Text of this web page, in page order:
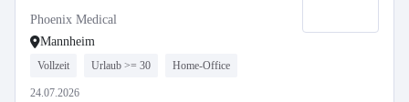
Phoenix Medical
Mannheim
Vollzeit Urlaub >= 30 Home-Office
24.07.2026